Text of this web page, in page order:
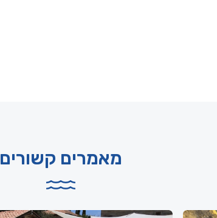
מאמרים קשורים